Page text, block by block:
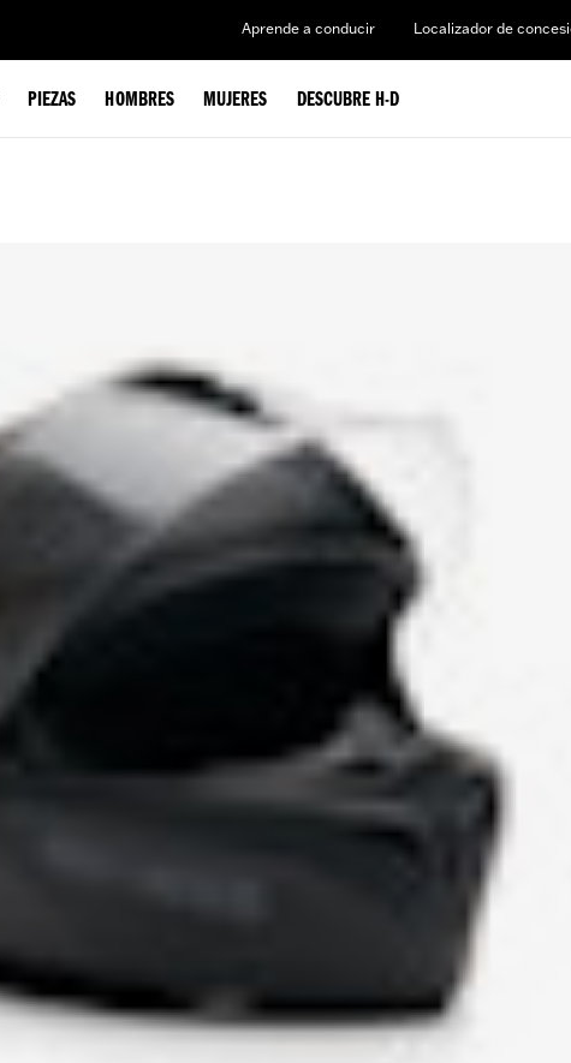
Aprende a conducir Localizador de
PIEZAS HOMBRES MUJERES DESCUBRE H-D